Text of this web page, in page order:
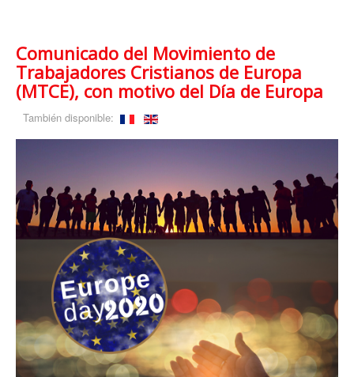
Comunicado del Movimiento de
Trabajadores Cristianos de Europa
(MTCE), con motivo del Día de Europa
También disponible: